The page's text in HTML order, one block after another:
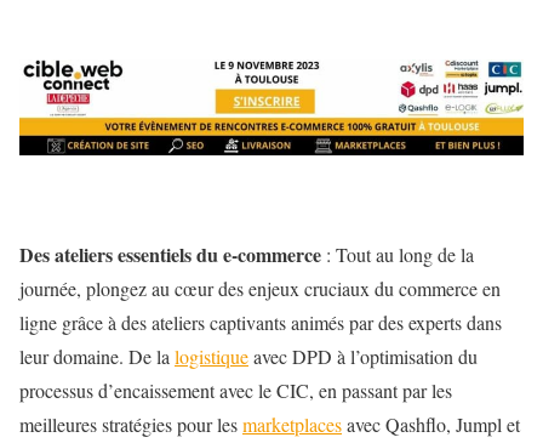
Des ateliers essentiels du e-commerce : Tout au long de la
journée, plongez au cœur des enjeux cruciaux du commerce en
ligne grâce à des ateliers captivants animés par des experts dans
leur domaine. De la logistiqueavec DPD à l’optimisation du
processus d’encaissement avec le CIC, en passant par les
meilleures stratégies pour lesmarketplacesavec Qashflo, Jumpl et